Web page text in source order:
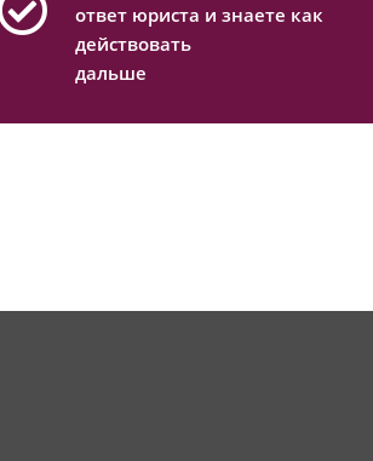
ответ юриста и знаете как
действовать
дальше